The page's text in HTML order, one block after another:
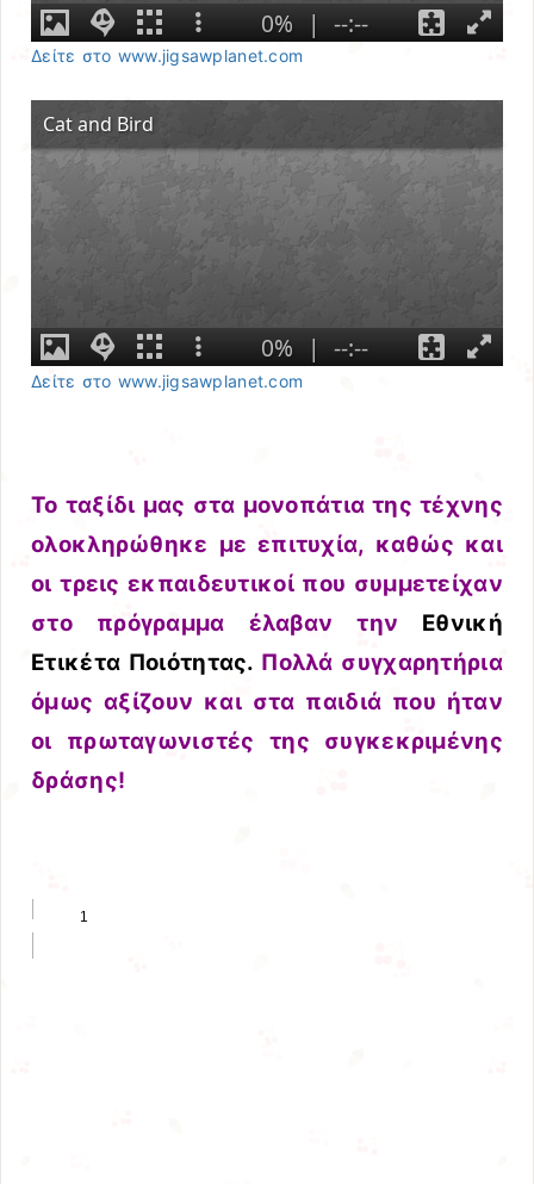
Δείτε στο www.jigsawplanet.com
Δείτε στο www.jigsawplanet.com
To ταξίδι μας στα μονοπάτια της τέχνης
ολοκληρώθηκε με επιτυχία, καθώς και
οι τρεις εκπαιδευτικοί που συμμετείχαν
στο πρόγραμμα έλαβαν την Εθνική
Ετικέτα Ποιότητας. Πολλά συγχαρητήρια
όμως αξίζουν και στα παιδιά που ήταν
οι πρωταγωνιστές της συγκεκριμένης
δράσης!